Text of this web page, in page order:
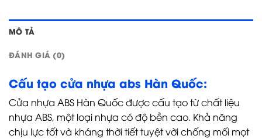
MÔ TẢ
ĐÁNH GIÁ (0)
Cấu tạo cửa nhựa abs Hàn Quốc:
Cửa nhựa ABS Hàn Quốc được cấu tạo từ chất liệu
nhựa ABS, một loại nhựa có độ bền cao. Khả năng
chịu lực tốt và kháng thời tiết tuyệt vời chống mối mọt